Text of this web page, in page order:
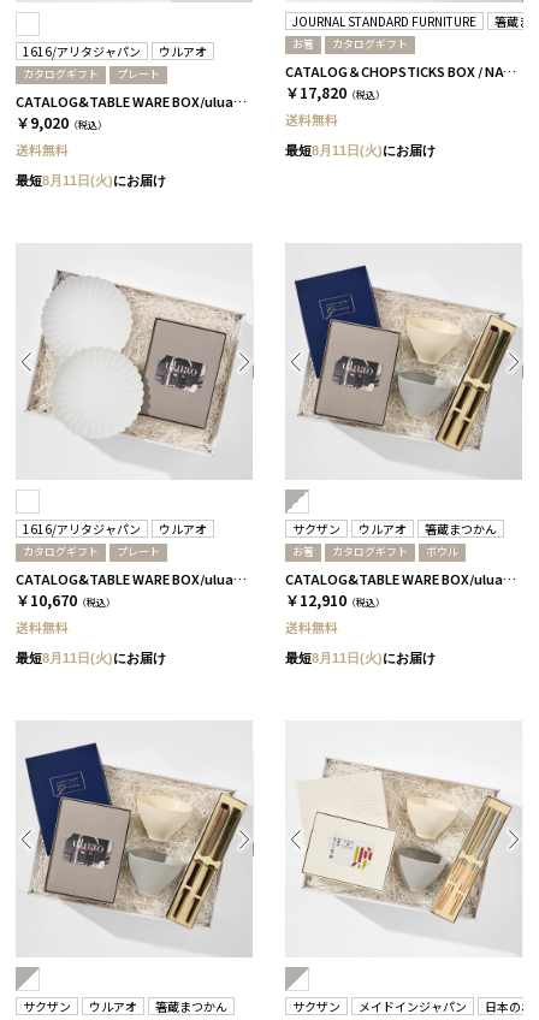
1616/アリタジャパン ウルアオ
カタログギフト プレート
CATALOG&TABLE WARE BOX/uluao/パレスプレート160 2枚セット/全5種 フロレンツィア
￥9,020 （税込）
送料無料
最短8月11日(火)にお届け
JOURNAL STANDARD FURNITURE 箸蔵ま
お箸 カタログギフト
CATALOG＆CHOPSTICKS BOX / NATURAL / 浜色＆雲色 / 蘭
￥17,820 （税込）
送料無料
最短8月11日(火)にお届け
1616/アリタジャパン ウルアオ
カタログギフト プレート
CATALOG&TABLE WARE BOX/uluao/パレスプレート160 2枚セット/全5種 バジーリア
￥10,670 （税込）
送料無料
最短8月11日(火)にお届け
サクザン ウルアオ 箸蔵まつかん
お箸 カタログギフト ボウル
CATALOG&TABLE WARE BOX/uluao/グレー＆ホワイト/ 浅葱＆桜 フロレンツィア
￥12,910 （税込）
送料無料
最短8月11日(火)にお届け
サクザン ウルアオ 箸蔵まつかん サクザン メイドインジャパン 日本のお